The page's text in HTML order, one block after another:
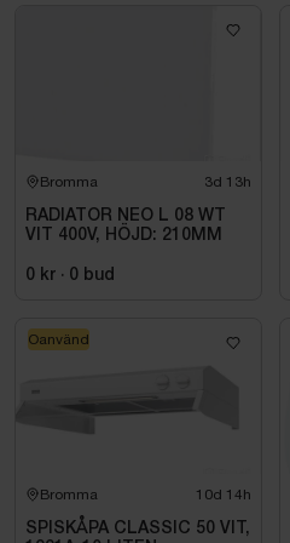
Bromma 3d 13h
RADIATOR NEO L 08 WT
VIT 400V, HÖJD: 210MM
0 kr · 0 bud
Bromma 10d 14h
SPISKÅPA CLASSIC 50 VIT,
Oanvänd